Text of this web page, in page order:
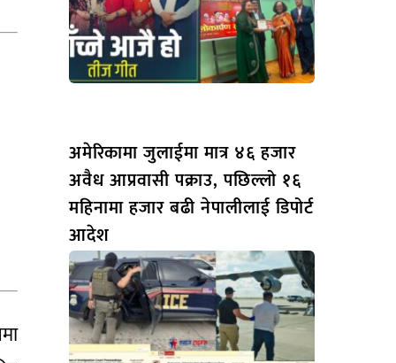
अमेरिकामा जुलाईमा मात्र ४६ हजार
अवैध आप्रवासी पक्राउ, पछिल्लो १६
महिनामा हजार बढी नेपालीलाई डिपोर्ट
आदेश